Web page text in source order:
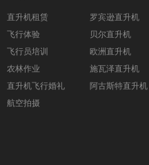
直升机租赁
飞行体验
飞行员培训
农林作业
直升机飞行婚礼
航空拍摄
罗宾逊直升机
贝尔直升机
欧洲直升机
施瓦泽直升机
阿古斯特直升机